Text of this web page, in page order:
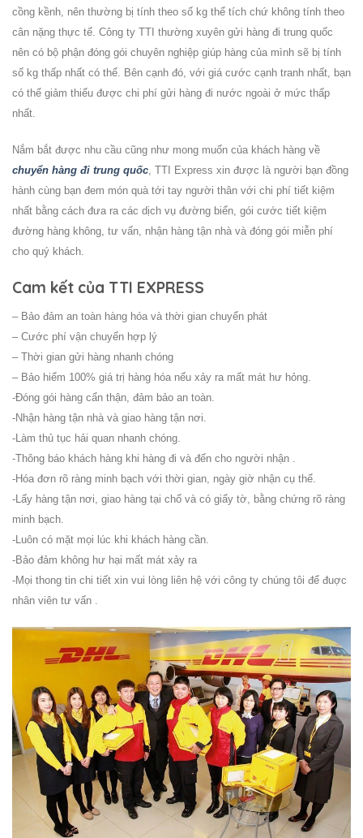
cồng kềnh, nên thường bị tính theo số kg thể tích chứ không tính theo
cân nặng thực tế. Công ty TTI thường xuyên gửi hàng đi trung quốc
nên có bộ phận đóng gói chuyên nghiệp giúp hàng của mình sẽ bị tính
số kg thấp nhất có thể. Bên cạnh đó, với giá cước cạnh tranh nhất, bạn
có thể giảm thiểu được chi phí gửi hàng đi nước ngoài ở mức thấp
nhất.
Nắm bắt được nhu cầu cũng như mong muốn của khách hàng về
chuyển hàng đi trung quốc, TTI Express xin được là người bạn đồng
hành cùng bạn đem món quà tới tay người thân với chi phí tiết kiệm
nhất bằng cách đưa ra các dịch vụ đường biển, gói cước tiết kiệm
đường hàng không, tư vấn, nhận hàng tận nhà và đóng gói miễn phí
cho quý khách.
Cam kết của TTI EXPRESS
– Bảo đảm an toàn hàng hóa và thời gian chuyển phát
– Cước phí vận chuyển hợp lý
– Thời gian gửi hàng nhanh chóng
– Bảo hiểm 100% giá trị hàng hóa nếu xảy ra mất mát hư hỏng.
-Đóng gói hàng cẩn thận, đảm bảo an toàn.
-Nhận hàng tận nhà và giao hàng tận nơi.
-Làm thủ tục hải quan nhanh chóng.
-Thông báo khách hàng khi hàng đi và đến cho người nhận .
-Hóa đơn rõ ràng minh bạch với thời gian, ngày giờ nhận cụ thể.
-Lấy hàng tận nơi, giao hàng tại chổ và có giấy tờ, bằng chứng rõ ràng
minh bạch.
-Luôn có mặt mọi lúc khi khách hàng cần.
-Bảo đảm không hư hại mất mát xảy ra
-Mọi thong tin chi tiết xin vui lòng liên hệ với công ty chúng tôi để đuợc
nhân viên tư vấn .